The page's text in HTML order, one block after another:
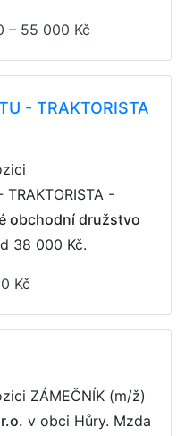
– 55 000 Kč
- TRAKTORISTA
TRAKTORISTA -
obchodní družstvo
38 000 Kč.
Kč
ZÁMEČNÍK (m/ž)
v obci Hůry. Mzda